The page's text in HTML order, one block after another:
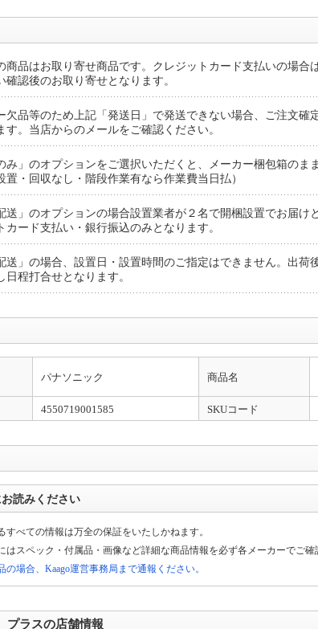
がかかります★下見必須・推奨の商品があります。 詳細はこちら
商品はお取り寄せ商品です。クレジットカード支払いの場合
確認後のお取り寄せとなります。
欠品等のため上記「発送日」で発送できない場合、ご注文確
す。当店からのメールをご確認ください。
み」のオプションをご選択いただくと、メーカー梱包箱のま
置・回収なし・階段作業有なら作業費当日払）
送」のオプションの場合設置業者が２名で開梱設置でお届け
カード支払い・銀行振込のみとなります。
送」の場合、設置日・設置時間のご指定はできません。出荷
日程打合せとなります。
パナソニック 商品名
4550719001585 SKUコード
読みください
すべての情報は万全の保証をいたしかねます。
はスペック・付属品・画像など詳細な商品情報を必ず各メーカーでご確
の場合、Kaago運営事務局まで通報ください。
ラスの店舗情報